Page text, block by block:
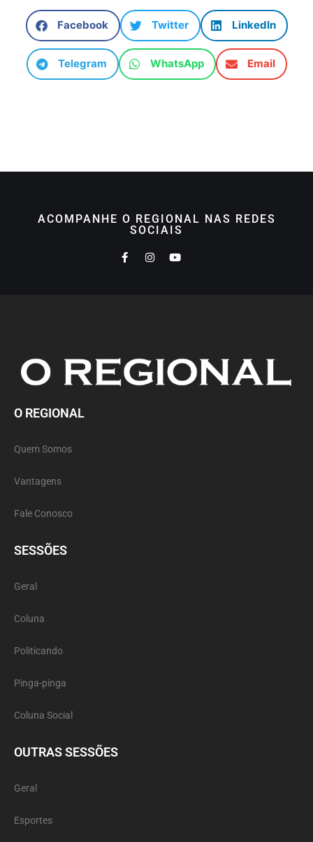
Facebook Twitter LinkedIn
Telegram WhatsApp Email
ACOMPANHE O REGIONAL NAS REDES
SOCIAIS
O REGIONAL
Quem Somos
Vantagens
Fale Conosco
SESSÕES
Geral
Coluna
Politicando
Pinga-pinga
Coluna Social
OUTRAS SESSÕES
Geral
Esportes